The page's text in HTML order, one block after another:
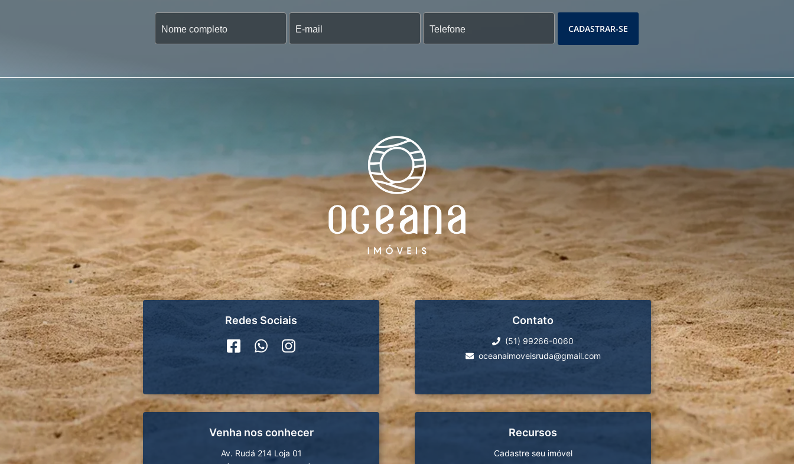
CADASTRAR-SE
Redes Sociais Contato
(51) 99266-0060
oceanaimoveisruda@gmail.com
Venha nos conhecer
Av. Rudá 214 Loja 01
Recursos
Cadastre seu imóvel